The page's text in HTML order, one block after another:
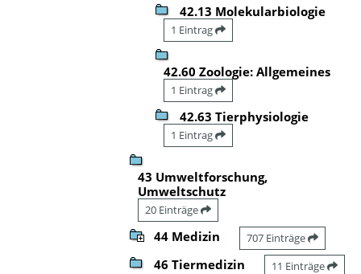
42.13 Molekularbiologie
1 Eintrag
42.60 Zoologie: Allgemeines
1 Eintrag
42.63 Tierphysiologie
1 Eintrag
43 Umweltforschung,
Umweltschutz
20 Einträge
44 Medizin 707 Einträge
46 Tiermedizin 11 Einträge